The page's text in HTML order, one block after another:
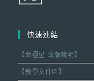
快速連結
【北極星-改版說明】
【教學文件區】